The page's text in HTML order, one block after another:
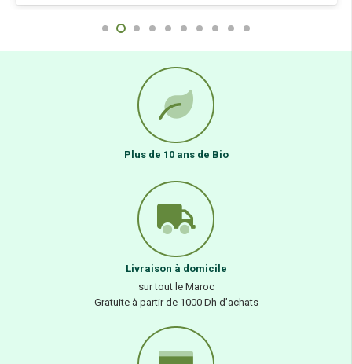
Plus de 10 ans de Bio
Livraison à domicile
sur tout le Maroc
Gratuite à partir de 1000 Dh d’achats